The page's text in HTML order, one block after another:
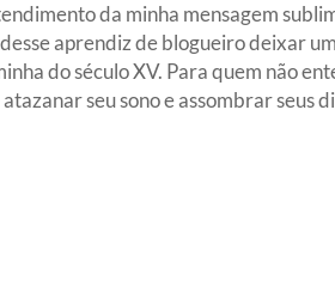
da minha mensagem
aprendiz de blogueiro deixar
do século XV. Para quem não
seu sono e assombrar seus